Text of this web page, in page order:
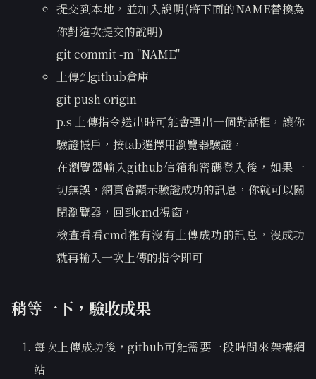
提交到本地，並加入說明(將下面的NAME替換為
你對這次提交的說明)
git commit -m "NAME"
上傳到github倉庫
git push origin
p.s 上傳指令送出時可能會彈出一個對話框，讓你
驗證帳戶，按tab選擇用瀏覽器驗證，
在瀏覽器輸入github信箱和密碼登入後，如果一
切無誤，網頁會顯示驗證成功的訊息，你就可以關
閉瀏覽器，回到cmd視窗，
檢查看看cmd裡有沒有上傳成功的訊息，沒成功
就再輸入一次上傳的指令即可
稍等一下，驗收成果
每次上傳成功後，github可能需要一段時間來架構網
站